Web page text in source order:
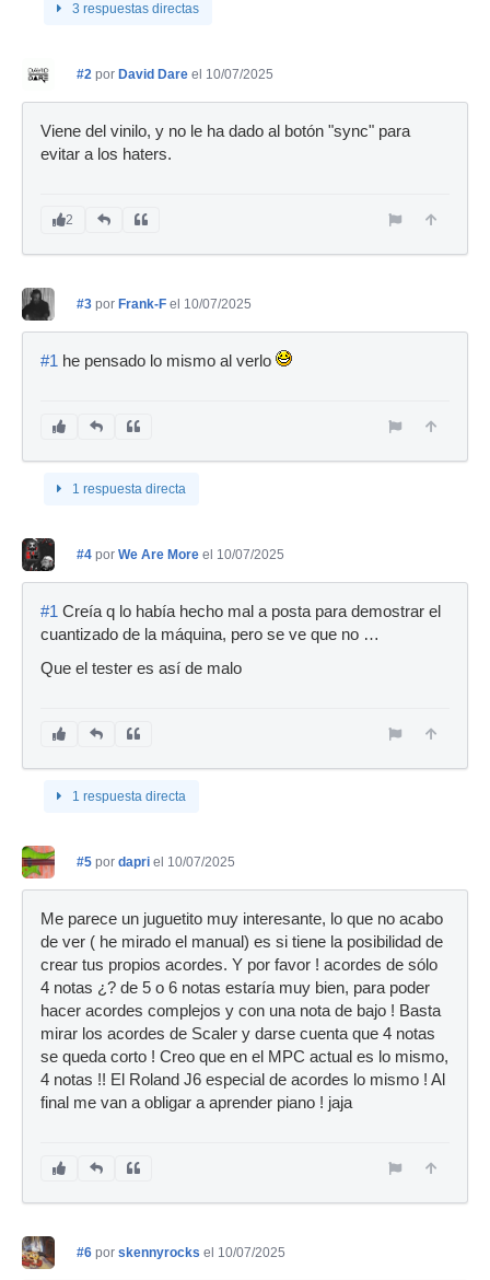
3 respuestas directas
#2 por David Dare el 10/07/2025
Viene del vinilo, y no le ha dado al botón "sync" para
evitar a los haters.
2
#3 por Frank-F el 10/07/2025
#1 he pensado lo mismo al verlo
1 respuesta directa
#4 por We Are More el 10/07/2025
#1 Creía q lo había hecho mal a posta para demostrar el
cuantizado de la máquina, pero se ve que no …
Que el tester es así de malo
1 respuesta directa
#5 por dapri el 10/07/2025
Me parece un juguetito muy interesante, lo que no acabo
de ver ( he mirado el manual) es si tiene la posibilidad de
crear tus propios acordes. Y por favor ! acordes de sólo
4 notas ¿? de 5 o 6 notas estaría muy bien, para poder
hacer acordes complejos y con una nota de bajo ! Basta
mirar los acordes de Scaler y darse cuenta que 4 notas
se queda corto ! Creo que en el MPC actual es lo mismo,
4 notas !! El Roland J6 especial de acordes lo mismo ! Al
final me van a obligar a aprender piano ! jaja
#6 por skennyrocks el 10/07/2025